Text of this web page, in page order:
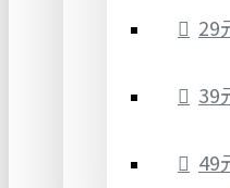
29
39
49